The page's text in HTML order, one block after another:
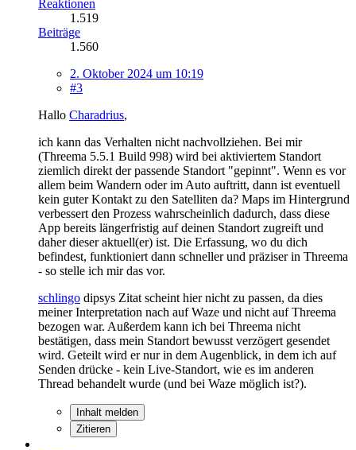
Reaktionen
1.519
Beiträge
1.560
2. Oktober 2024 um 10:19
#3
Hallo Charadrius,
ich kann das Verhalten nicht nachvollziehen. Bei mir
(Threema 5.5.1 Build 998) wird bei aktiviertem Standort
ziemlich direkt der passende Standort "gepinnt". Wenn es vor
allem beim Wandern oder im Auto auftritt, dann ist eventuell
kein guter Kontakt zu den Satelliten da? Maps im Hintergrund
verbessert den Prozess wahrscheinlich dadurch, dass diese
App bereits längerfristig auf deinen Standort zugreift und
daher dieser aktuell(er) ist. Die Erfassung, wo du dich
befindest, funktioniert dann schneller und präziser in Threema
- so stelle ich mir das vor.
schlingo dipsys Zitat scheint hier nicht zu passen, da dies
meiner Interpretation nach auf Waze und nicht auf Threema
bezogen war. Außerdem kann ich bei Threema nicht
bestätigen, dass mein Standort bewusst verzögert gesendet
wird. Geteilt wird er nur in dem Augenblick, in dem ich auf
Senden drücke - kein Live-Standort, wie es im anderen
Thread behandelt wurde (und bei Waze möglich ist?).
Inhalt melden
Zitieren